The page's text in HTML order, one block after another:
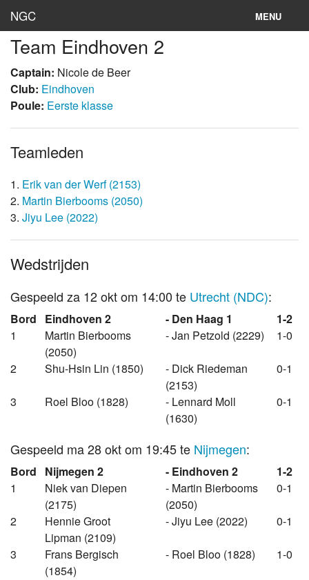
NGC MENU
Inloggen
Stand
Rooster
Lokaties
Archief
Team Eindhoven 2
Captain: Nicole de Beer
Club: Eindhoven
Poule: Eerste klasse
Teamleden
1. Erik van der Werf (2153)
2. Martin Bierbooms (2050)
3. Jiyu Lee (2022)
Wedstrijden
Gespeeld za 12 okt om 14:00 te Utrecht (NDC):
Bord Eindhoven 2 - Den Haag 1
1-2
1
Martin Bierbooms
(2050)
- Jan Petzold (2229) 1-0
2 Shu-Hsin Lin (1850)
- Dick Riedeman
(2153)
0-1
3 Roel Bloo (1828)
- Lennard Moll
(1630)
0-1
Gespeeld ma 28 okt om 19:45 te Nijmegen:
Bord Nijmegen 2 - Eindhoven 2
1-2
1
Niek van Diepen
(2175)
- Martin Bierbooms
(2050)
0-1
2
Hennie Groot
Lipman (2109)
- Jiyu Lee (2022) 0-1
3
Frans Bergisch
(1854)
- Roel Bloo (1828) 1-0